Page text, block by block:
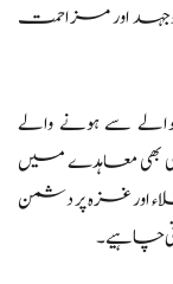
اور مزاحمت
سے ہونے والے
بھی معاہدے میں
اور غزہ پر دشمن
چاہیے۔